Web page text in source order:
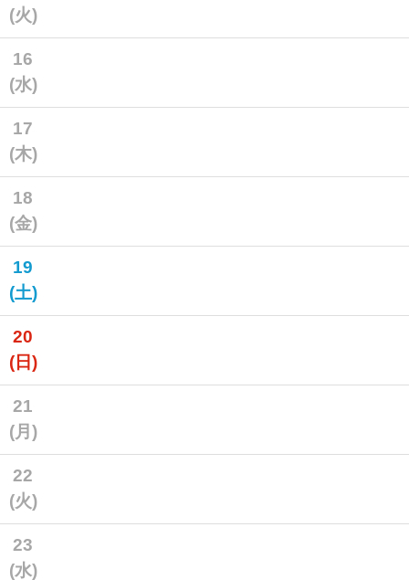
(火)
16
(水)
17
(木)
18
(金)
19
(土)
20
(日)
21
(月)
22
(火)
23
(水)